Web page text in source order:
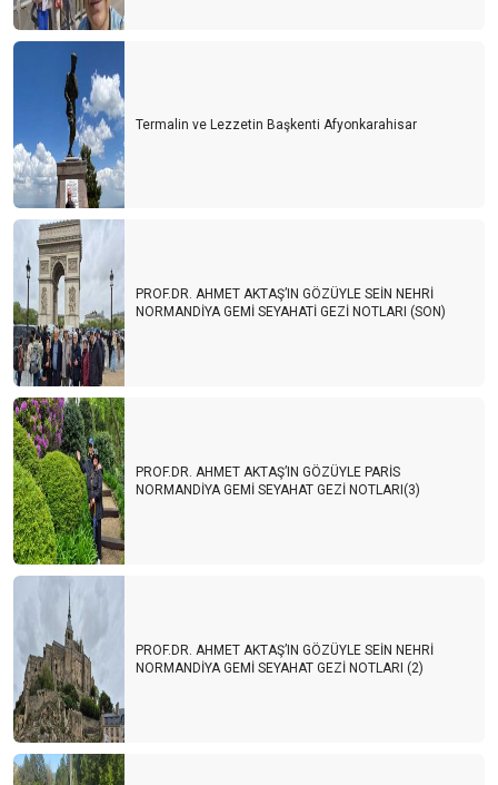
Termalin ve Lezzetin Başkenti Afyonkarahisar
PROF.DR. AHMET AKTAŞ’IN GÖZÜYLE SEİN NEHRİ
NORMANDİYA GEMİ SEYAHATİ GEZİ NOTLARI (SON)
PROF.DR. AHMET AKTAŞ’IN GÖZÜYLE PARİS
NORMANDİYA GEMİ SEYAHAT GEZİ NOTLARI(3)
PROF.DR. AHMET AKTAŞ’IN GÖZÜYLE SEİN NEHRİ
NORMANDİYA GEMİ SEYAHAT GEZİ NOTLARI (2)